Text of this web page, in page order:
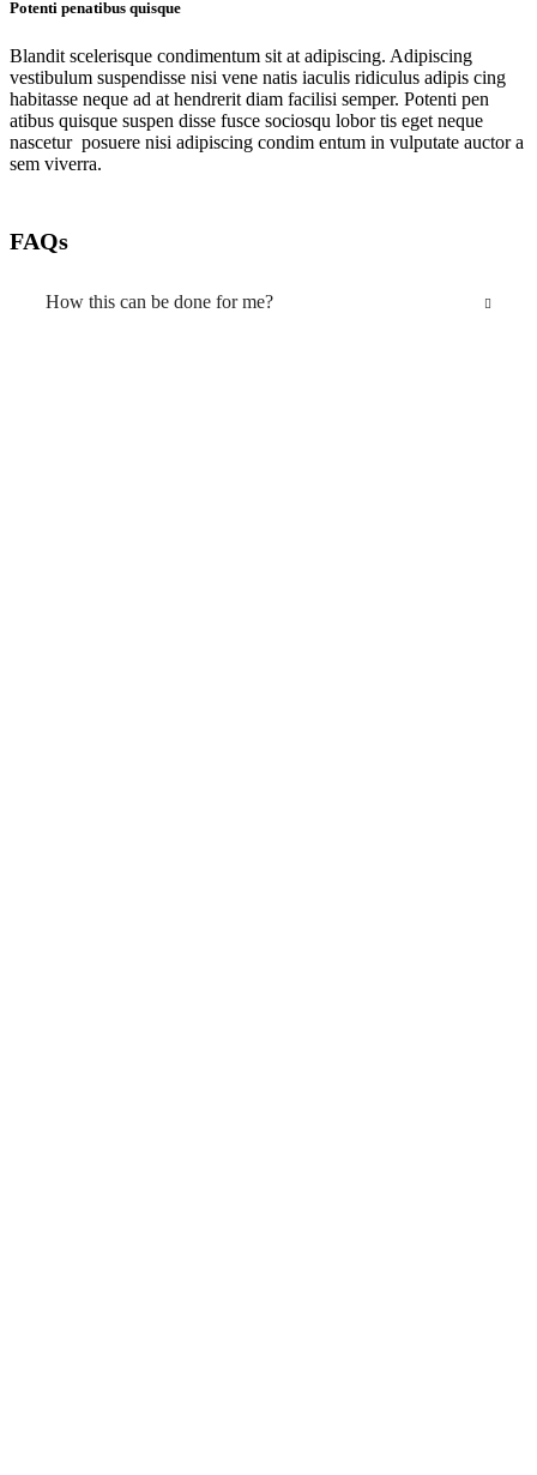
Potenti penatibus quisque
Blandit scelerisque condimentum sit at adipiscing. Adipiscing
vestibulum suspendisse nisi vene natis iaculis ridiculus adipis cing
habitasse neque ad at hendrerit diam facilisi semper. Potenti pen
atibus quisque suspen disse fusce sociosqu lobor tis eget neque
nascetur posuere nisi adipiscing condim entum in vulputate auctor a
sem viverra.
FAQs
How this can be done for me?